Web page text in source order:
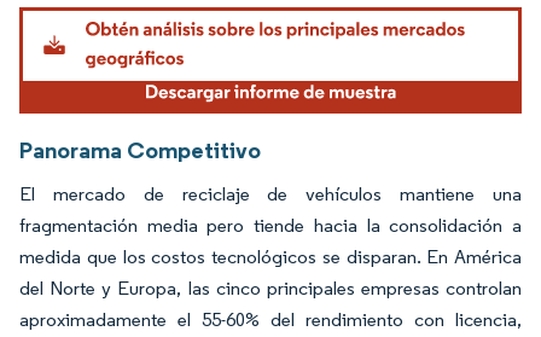
Imagen © Mordor Intelligence. El uso requiere atribución según CC BY 4.0.
Panorama Competitivo
El mercado de reciclaje de vehículos mantiene una
fragmentación media pero tiende hacia la consolidación a
medida que los costos tecnológicos se disparan. En América
del Norte y Europa, las cinco principales empresas controlan
aproximadamente el 55-60% del rendimiento con licencia,